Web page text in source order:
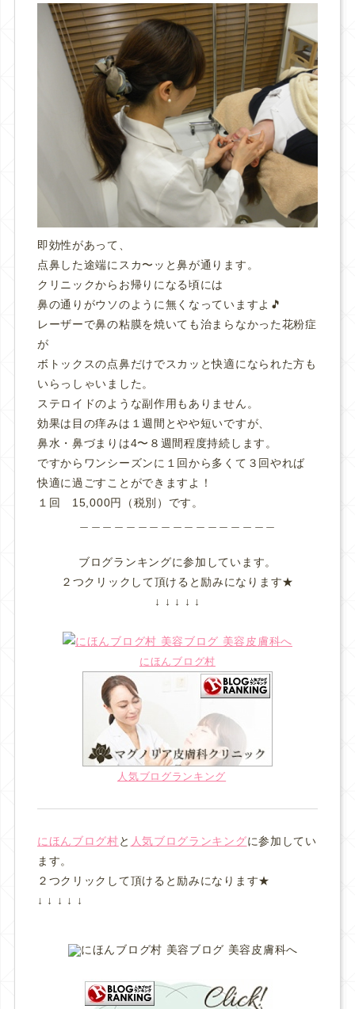
即効性があって、
点鼻した途端にスカ〜ッと鼻が通ります。
クリニックからお帰りになる頃には
鼻の通りがウソのように無くなっていますよ🎵
レーザーで鼻の粘膜を焼いても治まらなかった花粉症
が
ボトックスの点鼻だけでスカッと快適になられた方も
いらっしゃいました。
ステロイドのような副作用もありません。
効果は目の痒みは１週間とやや短いですが、
鼻水・鼻づまりは4〜８週間程度持続します。
ですからワンシーズンに１回から多くて３回やれば
快適に過ごすことができますよ！
１回 15,000円（税別）です。
ブログランキングに参加しています。
２つクリックして頂けると励みになります★
↓ ↓ ↓ ↓ ↓
にほんブログ村
人気ブログランキング
にほんブログ村と 人気ブログランキングに参加してい
ます。
２つクリックして頂けると励みになります★
↓ ↓ ↓ ↓ ↓